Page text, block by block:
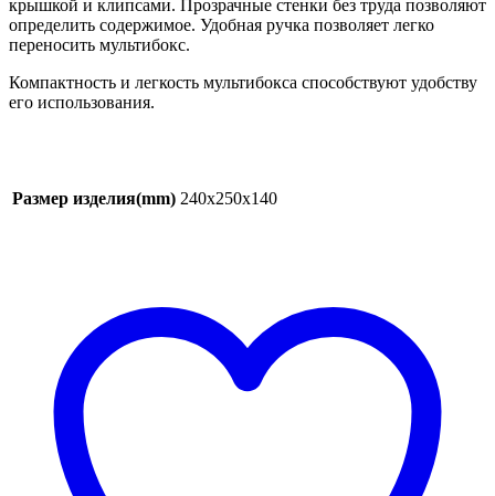
крышкой и клипсами. Прозрачные стенки без труда позволяют
определить содержимое. Удобная ручка позволяет легко
переносить мультибокс.
Компактность и легкость мультибокса способствуют удобству
его использования.
Размер изделия(mm) 240х250х140